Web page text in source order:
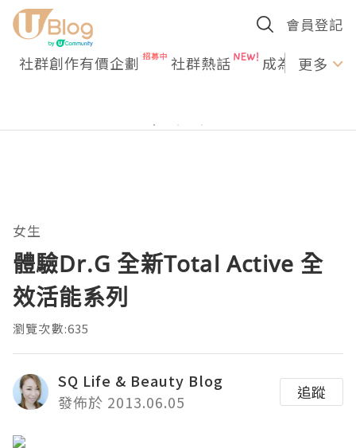
會員登記
社群創作有價企劃 社群熱話 成為U更多
女生
體驗Dr.G 全新Total Active 全
效活能系列
瀏覽次數:635
SQ Life & Beauty Blog
發佈於 2013.06.05
追蹤